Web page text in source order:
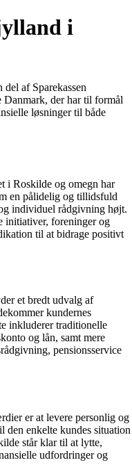
i
af Sparekassen
der har til formål
løsninger til både
i Roskilde og omegn har
en pålidelig og tillidsfuld
individuel rådgivning højt.
initiativer, foreninger og
til at bidrage positivt
et bredt udvalg af
kundernes
inkluderer traditionelle
og lån, samt mere
pensionsservice
er at levere personlig og
den enkelte kundes situation
står klar til at lytte,
udfordringer og